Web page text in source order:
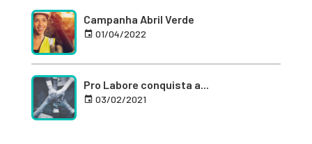
Campanha Abril Verde
01/04/2022
Pro Labore conquista a...
03/02/2021